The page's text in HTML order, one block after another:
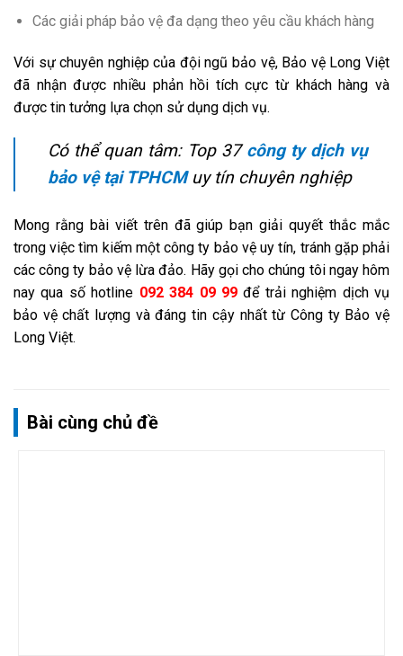
Các giải pháp bảo vệ đa dạng theo yêu cầu khách hàng
Với sự chuyên nghiệp của đội ngũ bảo vệ, Bảo vệ Long Việt
đã nhận được nhiều phản hồi tích cực từ khách hàng và
được tin tưởng lựa chọn sử dụng dịch vụ.
Có thể quan tâm: Top 37công ty dịch vụ
bảo vệ tại TPHCMuy tín chuyên nghiệp
Mong rằng bài viết trên đã giúp bạn giải quyết thắc mắc
trong việc tìm kiếm một công ty bảo vệ uy tín, tránh gặp phải
các công ty bảo vệ lừa đảo. Hãy gọi cho chúng tôi ngay hôm
nay qua số hotline 092 384 09 99để trải nghiệm dịch vụ
bảo vệ chất lượng và đáng tin cậy nhất từ Công ty Bảo vệ
Long Việt.
Bài cùng chủ đề